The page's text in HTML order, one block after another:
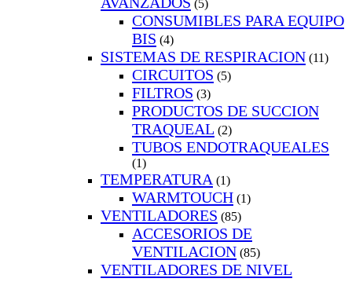
(5)
CONSUMIBLES PARA EQUIPO
BIS (4)
SISTEMAS DE RESPIRACION (11)
CIRCUITOS (5)
FILTROS (3)
PRODUCTOS DE SUCCION
TRAQUEAL (2)
TUBOS ENDOTRAQUEALES
(1)
TEMPERATURA (1)
WARMTOUCH (1)
VENTILADORES (85)
ACCESORIOS DE
VENTILACION (85)
VENTILADORES DE NIVEL